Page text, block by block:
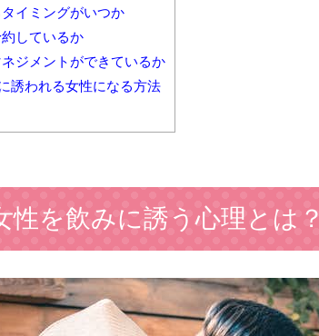
イミングがいつか
しているか
ジメントができているか
誘われる女性になる方法
性を飲みに誘う心理とは？